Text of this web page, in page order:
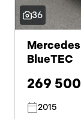
36
BlueTEC
269
2015